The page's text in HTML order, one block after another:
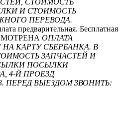
И СТОИМОСТЬ
ПЕРЕВОДА.
предварительная. Бесплатная
ОПЛАТА
КАРТУ СБЕРБАНКА. В
ЗАПЧАСТЕЙ И
ПОСЫЛКИ
4-Й ПРОЕЗД
ПЕРЕД ВЫЕЗДОМ ЗВОНИТЬ: